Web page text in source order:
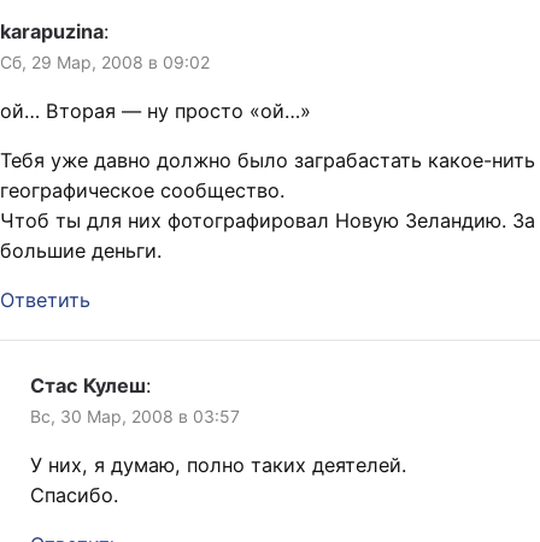
karapuzina:
Сб, 29 Мар, 2008 в 09:02
ой… Вторая — ну просто «ой…»
Тебя уже давно должно было заграбастать какое-нить
географическое сообщество.
Чтоб ты для них фотографировал Новую Зеландию. За
большие деньги.
Ответить
Стас Кулеш:
Вс, 30 Мар, 2008 в 03:57
У них, я думаю, полно таких деятелей.
Спасибо.